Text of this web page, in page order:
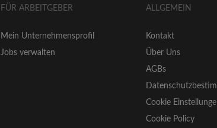
FÜR ARBEITGEBER
Mein Unternehmensprofil
Jobs verwalten
ALLGEMEIN
Kontakt
Über Uns
AGBs
Cookie
Cookie Policy